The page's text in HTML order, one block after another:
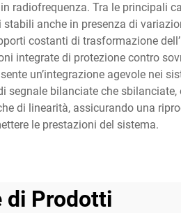
radiofrequenza. Tra le principali
anche in presenza di
costanti di trasformazione
integrate di protezione contro
un’integrazione agevole nei
bilanciate che
di linearità, assicurando una
le prestazioni del sistema.
di Prodotti